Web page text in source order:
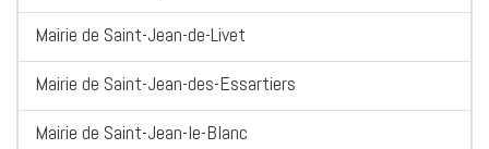
Mairie de Saint-Jean-de-Livet
Mairie de Saint-Jean-des-Essartiers
Mairie de Saint-Jean-le-Blanc